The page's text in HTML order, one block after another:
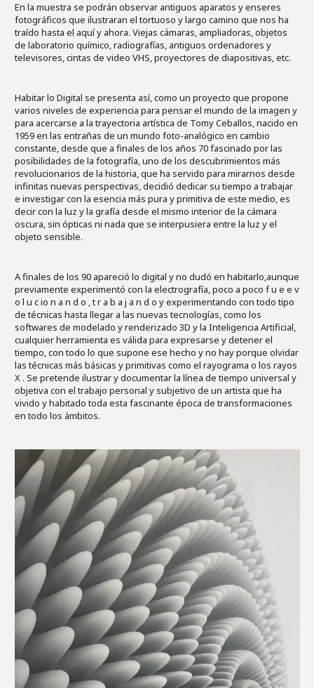
En la muestra se podrán observar antiguos aparatos y enseres
fotográficos que ilustraran el tortuoso y largo camino que nos ha
traído hasta el aquí y ahora. Viejas cámaras, ampliadoras, objetos
de laboratorio químico, radiografías, antiguos ordenadores y
televisores, cintas de video VHS, proyectores de diapositivas, etc.
Habitar lo Digital se presenta así, como un proyecto que propone
varios niveles de experiencia para pensar el mundo de la imagen y
para acercarse a la trayectoria artística de Tomy Ceballos, nacido en
1959 en las entrañas de un mundo foto-analógico en cambio
constante, desde que a finales de los años 70 fascinado por las
posibilidades de la fotografía, uno de los descubrimientos más
revolucionarios de la historia, que ha servido para mirarnos desde
infinitas nuevas perspectivas, decidió dedicar su tiempo a trabajar
e investigar con la esencia más pura y primitiva de este medio, es
decir con la luz y la grafía desde el mismo interior de la cámara
oscura, sin ópticas ni nada que se interpusiera entre la luz y el
objeto sensible.
A finales de los 90 apareció lo digital y no dudó en habitarlo,aunque
previamente experimentó con la electrografía, poco a poco f u e e v
o l u c io n a n d o , t r a b a j a n d o y experimentando con todo tipo
de técnicas hasta llegar a las nuevas tecnologías, como los
softwares de modelado y renderizado 3D y la Inteligencia Artificial,
cualquier herramienta es válida para expresarse y detener el
tiempo, con todo lo que supone ese hecho y no hay porque olvidar
las técnicas más básicas y primitivas como el rayograma o los rayos
X . Se pretende ilustrar y documentar la línea de tiempo universal y
objetiva con el trabajo personal y subjetivo de un artista que ha
vivido y habitado toda esta fascinante época de transformaciones
en todo los ámbitos.